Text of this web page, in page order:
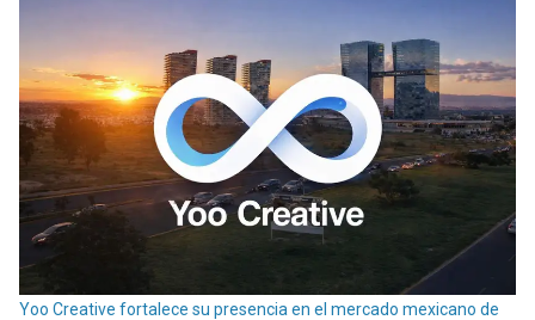
Yoo Creative fortalece su presencia en el mercado mexicano de